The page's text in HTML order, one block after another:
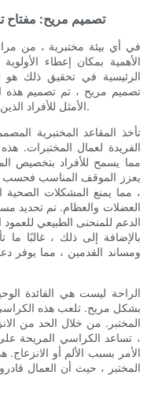
- تصميم مريح: مفتاح
في أي بيئة مختبرية ، من
الأهمية بمكان إعطاء
الرئيسية في تحقيق ذلك هو
تصميم مريح ، تم تصميم هذه
الأمثل للأفراد الذين يعملون لساعات طويلة في بيئة المختبر.
تأخذ المقاعد المختبرية
الفريدة لعمال المختبرات.
مما يسمح للأفراد بتخصيص
يعزز الموقف المناسب
، مما يمنع المشكلات الصحية
العضلات والعظام. تم تحديد
الدعم للمنحنى الطبيعي
بالإضافة إلى ذلك ، غالبًا
ومساند القدمين ، مما يوفر
الراحة ليست هي الفائدة
بشكل مريح. تلعب هذه الكراسي
المختبر. من خلال الحد من
، تساعد الكراسي المريحة
الأمر بسبب الألم أو الانزعاج.
المختبر ، حيث أن العمال